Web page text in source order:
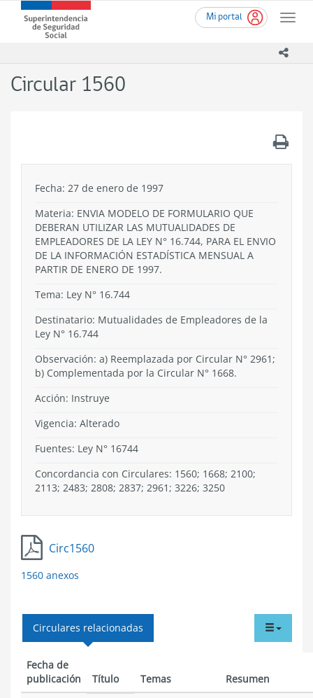
contenido
Mi portal
Toggle
Superintendencia
de
-
Circular 1560
Fecha: 27 de enero de 1997
Materia: ENVIA MODELO DE FORMULARIO QUE
DEBERAN UTILIZAR LAS MUTUALIDADES DE
EMPLEADORES DE LA LEY N° 16.744, PARA EL ENVIO
DE LA INFORMACIÓN ESTADÍSTICA MENSUAL A
PARTIR DE ENERO DE 1997.
Tema: Ley N° 16.744
Destinatario: Mutualidades de Empleadores de la
Ley N° 16.744
Observación: a) Reemplazada por Circular N° 2961;
b) Complementada por la Circular N° 1668.
Acción: Instruye
Vigencia: Alterado
Fuentes: Ley N° 16744
Concordancia con Circulares: 1560; 1668; 2100;
2113; 2483; 2808; 2837; 2961; 3226; 3250
Circ1560
1560 anexos
menu
Circulares relacionadas
Fecha de
publicación
Título Temas
Resumen